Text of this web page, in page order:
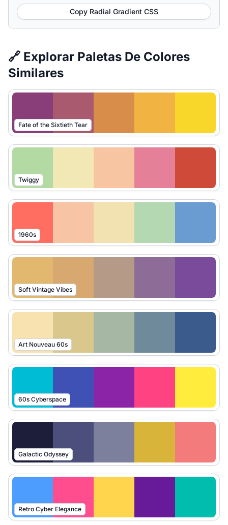
Copy Radial Gradient CSS
🔗 Explorar Paletas De Colores
Similares
Fate of the Sixtieth Tear
Twiggy
1960s
Soft Vintage Vibes
Art Nouveau 60s
60s Cyberspace
Galactic Odyssey
Retro Cyber Elegance